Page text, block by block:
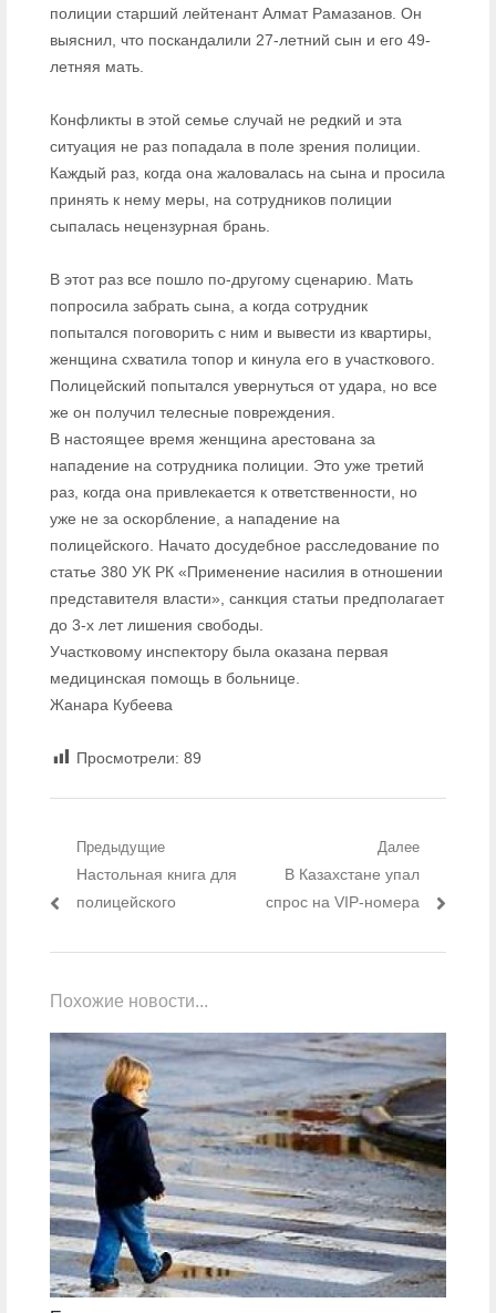
полиции старший лейтенант Алмат Рамазанов. Он
выяснил, что поскандалили 27-летний сын и его 49-
летняя мать.
Конфликты в этой семье случай не редкий и эта
ситуация не раз попадала в поле зрения полиции.
Каждый раз, когда она жаловалась на сына и просила
принять к нему меры, на сотрудников полиции
сыпалась нецензурная брань.
В этот раз все пошло по-другому сценарию. Мать
попросила забрать сына, а когда сотрудник
попытался поговорить с ним и вывести из квартиры,
женщина схватила топор и кинула его в участкового.
Полицейский попытался увернуться от удара, но все
же он получил телесные повреждения.
В настоящее время женщина арестована за
нападение на сотрудника полиции. Это уже третий
раз, когда она привлекается к ответственности, но
уже не за оскорбление, а нападение на
полицейского. Начато досудебное расследование по
статье 380 УК РК «Применение насилия в отношении
представителя власти», санкция статьи предполагает
до 3-х лет лишения свободы.
Участковому инспектору была оказана первая
медицинская помощь в больнице.
Жанара Кубеева
Просмотрели: 89
Навигация по записям
Предыдущие
Предыдущий пост:
Настольная книга для
полицейского
Далее
Следующий пост:
В Казахстане упал
спрос на VIP-номера
Похожие новости...